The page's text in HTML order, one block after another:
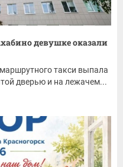
девушке оказали
такси выпала
дверью и на лежачем...